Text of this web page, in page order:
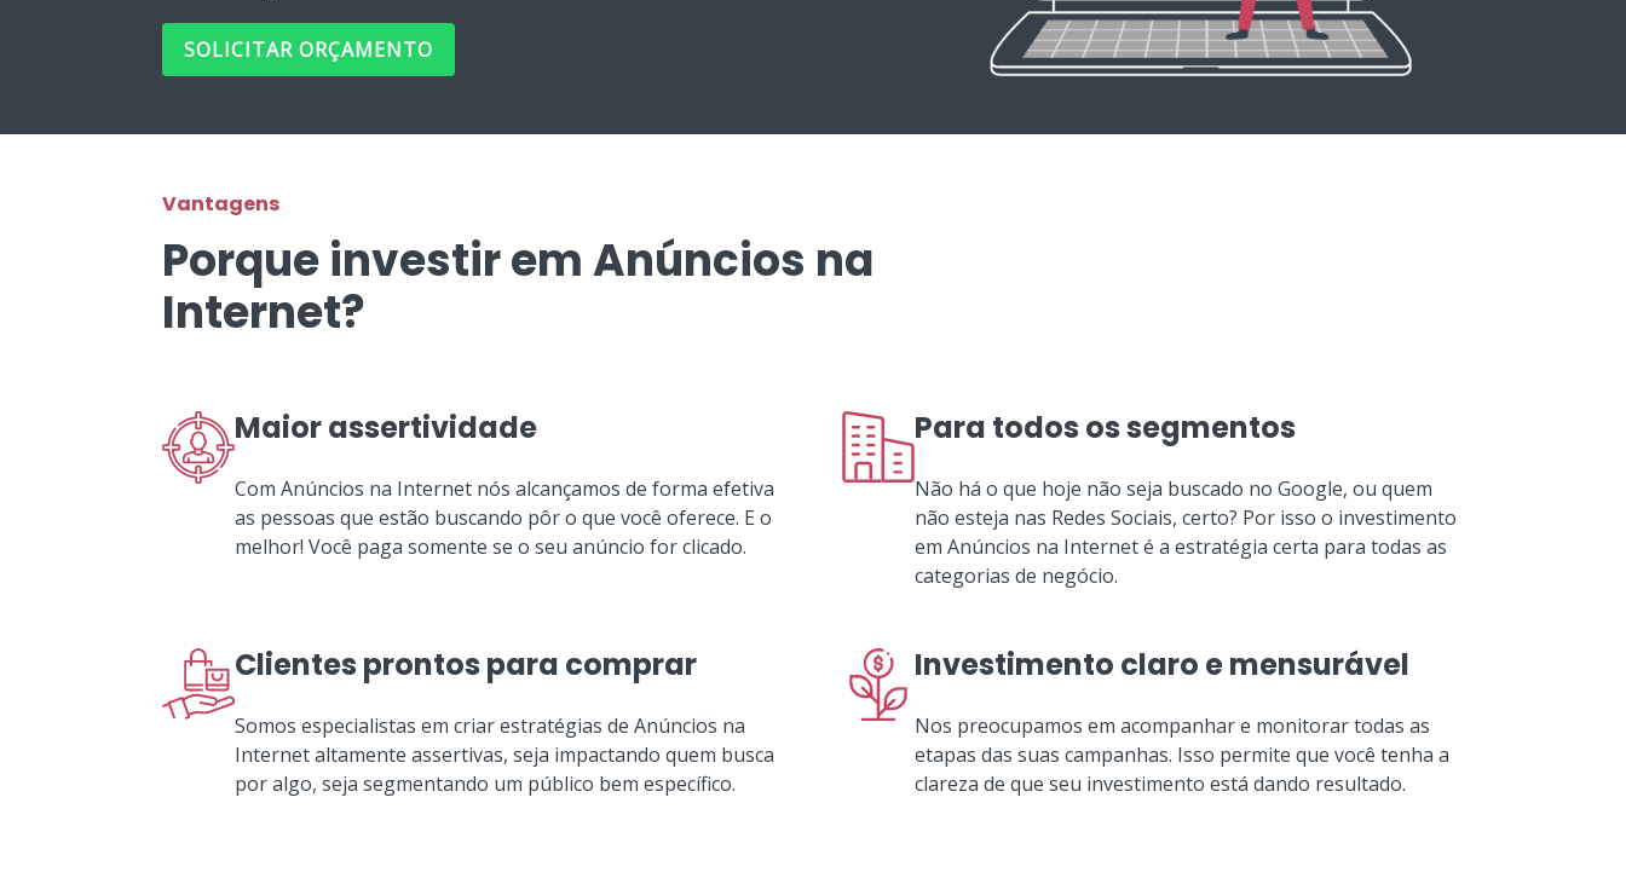
SOLICITAR ORÇAMENTO
Vantagens
Porque investir em Anúncios na
Internet?
Maior assertividade
Com Anúncios na Internet nós alcançamos de forma efetiva
as pessoas que estão buscando pôr o que você oferece. E o
melhor! Você paga somente se o seu anúncio for clicado.
Para todos os segmentos
Não há o que hoje não seja buscado no Google, ou quem
não esteja nas Redes Sociais, certo? Por isso o investimento
em Anúncios na Internet é a estratégia certa para todas as
categorias de negócio.
Clientes prontos para comprar
Somos especialistas em criar estratégias de Anúncios na
Internet altamente assertivas, seja impactando quem busca
por algo, seja segmentando um público bem específico.
Investimento claro e mensurável
Nos preocupamos em acompanhar e monitorar todas as
etapas das suas campanhas. Isso permite que você tenha a
clareza de que seu investimento está dando resultado.